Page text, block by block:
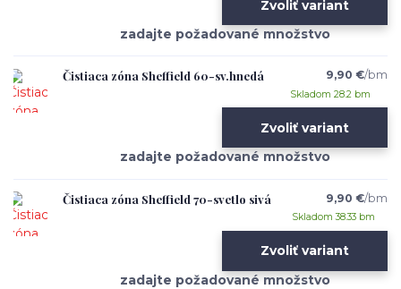
Zvoliť variant
Čistiaca zóna Sheffield 60-sv.hnedá 9,90 €/bm
Skladom 28.2 bm
Zvoliť variant
Čistiaca zóna Sheffield 70-svetlo sivá 9,90 €/bm
Skladom 38.33 bm
Zvoliť variant